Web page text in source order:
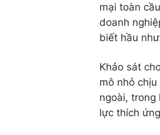
mại toàn
doanh
biết hầu
Khảo sát
mô nhỏ
ngoài, trong
lực thích